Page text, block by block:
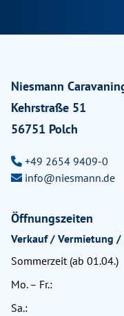
Niesmann
Kehrstraße 51
56751 Polch
+49 2654 9409-0
info@niesmann.de
Öffnungszeiten
Verkauf / Vermietung /
Sommerzeit (ab 01.04.)
Mo. – Fr.:
Sa.: